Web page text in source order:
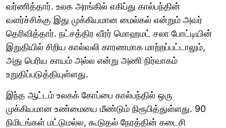
வர்ணித்தார். உலக அரங்கில் எகிப்து கால்பந்தின்
வளர்ச்சிக்கு இது முக்கியமான மைல்கல் என்றும் அவர்
தெரிவித்தார். நட்சத்திர வீரர் மொஹமட் சலா போட்டியின்
இறுதியில் சிறிய கால்வலி காரணமாக மாற்றப்பட்டாலும்,
அது பெரிய காயம் அல்ல என்று அணி நிர்வாகம்
உறுதிப்படுத்தியுள்ளது.
இந்த ஆட்டம் உலகக் கோப்பை கால்பந்தில் ஒரு
முக்கியமான உண்மையை மீண்டும் நிரூபித்துள்ளது. 90
நிமிடங்கள் மட்டுமல்ல, கூடுதல் நேரத்தின் கடைசி